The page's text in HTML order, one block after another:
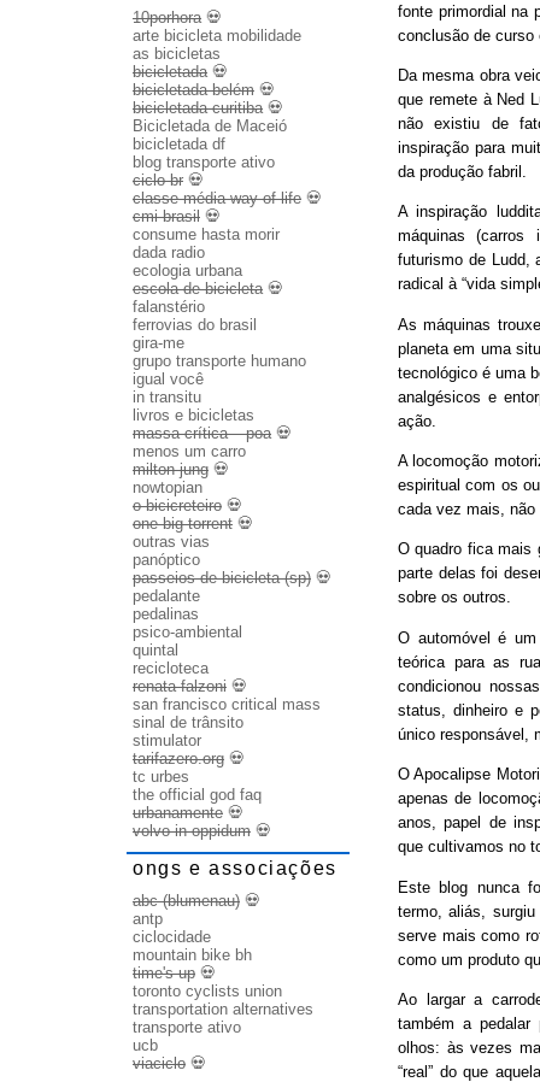
fonte primordial na
conclusão de curso
Da mesma obra
que remete à Ned
não existiu de
inspiração para
da produção fabril.
A inspiração
máquinas (carros
futurismo de Ludd,
radical à “vida
As máquinas
planeta em uma
tecnológico é uma
analgésicos e
ação.
A locomoção
espiritual com os
cada vez mais,
O quadro fica mais
parte delas foi
sobre os outros.
O automóvel é
teórica para as
condicionou
status, dinheiro e
único responsável,
O Apocalipse
apenas de
anos, papel de
que cultivamos no
Este blog nunca
termo, aliás,
serve mais como
como um produto
Ao largar a
também a pedalar
olhos: às vezes
“real” do que
10porhora💀
arte bicicleta mobilidade
as bicicletas
bicicletada💀
bicicletada belém 💀
bicicletada curitiba💀
Bicicletada de Maceió
bicicletada df
blog transporte ativo
ciclo br 💀
classe média way of life 💀
cmi brasil 💀
consume hasta morir
dada radio
ecologia urbana
escola de bicicleta💀
falanstério
ferrovias do brasil
gira-me
grupo transporte humano
igual você
in transitu
livros e bicicletas
massa crítica – poa💀
menos um carro
milton jung 💀
nowtopian
o bicicreteiro 💀
one big torrent 💀
outras vias
panóptico
passeios de bicicleta (sp) 💀
pedalante
pedalinas
psico-ambiental
quintal
recicloteca
renata falzoni 💀
san francisco critical mass
sinal de trânsito
stimulator
tarifazero.org 💀
tc urbes
the official god faq
urbanamente 💀
volvo in oppidum 💀
ongs e associações
abc (blumenau) 💀
antp
ciclocidade
mountain bike bh
time's up 💀
toronto cyclists union
transportation alternatives
transporte ativo
ucb
viaciclo 💀